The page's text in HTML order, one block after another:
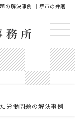
の解決事例 ｜堺市の弁護
労働問題の解決事例